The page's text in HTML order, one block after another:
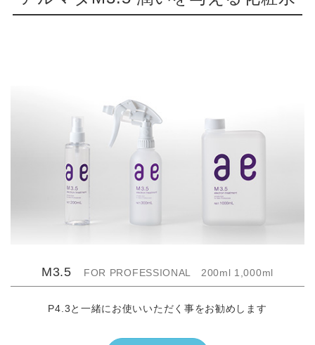
M3.5 FOR PROFESSIONAL 200ml 1,000ml
P4.3と一緒にお使いいただく事をお勧めします